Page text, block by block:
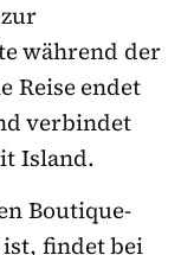
während der
Reise endet
verbindet
Island.
Boutique-
findet bei